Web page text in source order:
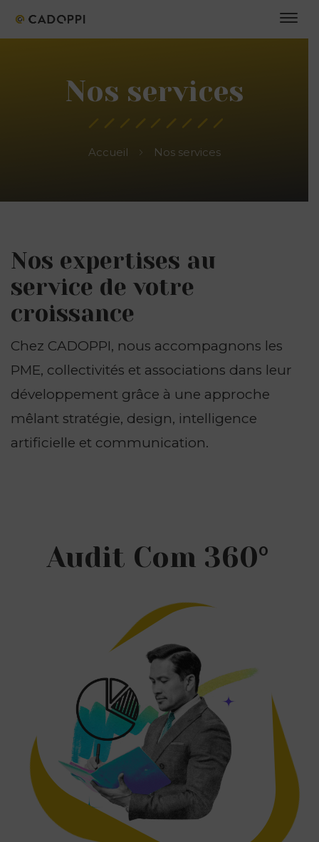
Nos services
Accueil Nos services
Nos expertises au
service de votre
croissance
Chez CADOPPI, nous accompagnons les
PME, collectivités et associations dans leur
développement grâce à une approche
mêlant stratégie, design, intelligence
artificielle et communication.
Audit Com 360°